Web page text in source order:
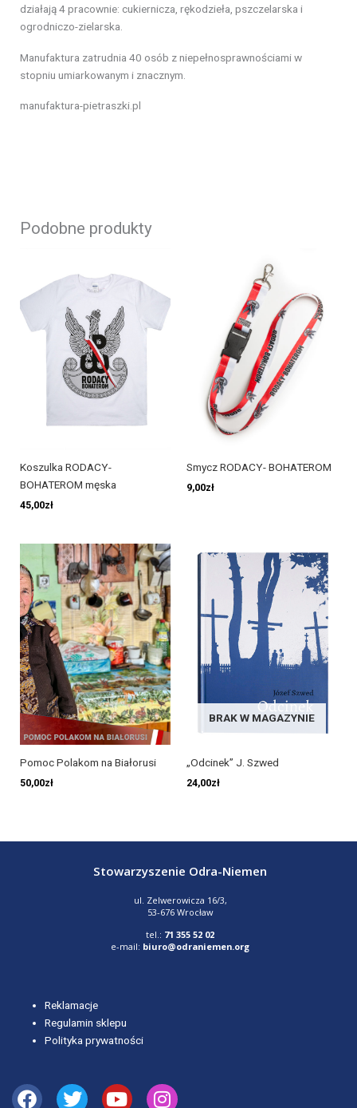
działają 4 pracownie: cukiernicza, rękodzieła, pszczelarska i
ogrodniczo-zielarska.
Manufaktura zatrudnia 40 osób z niepełnosprawnościami w
stopniu umiarkowanym i znacznym.
manufaktura-pietraszki.pl
Podobne produkty
Koszulka RODACY-
BOHATEROM męska
45,00zł
Smycz RODACY- BOHATEROM
9,00zł
Pomoc Polakom na Białorusi
50,00zł
BRAK W MAGAZYNIE
„Odcinek” J. Szwed
24,00zł
Stowarzyszenie Odra-Niemen
ul. Zelwerowicza 16/3,
53-676 Wrocław
tel.: 71 355 52 02
e-mail: biuro@odraniemen.org
Reklamacje
Regulamin sklepu
Polityka prywatności
Facebook
TwitterYoutubeInstagram